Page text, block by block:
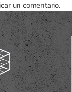
un comentario.